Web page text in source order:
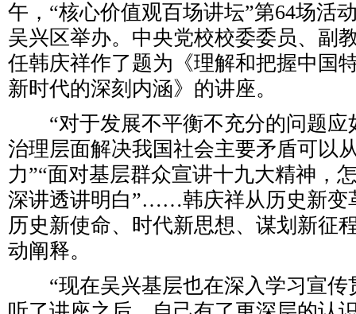
午，“核心价值观百场讲坛”第64场活
吴兴区举办。中央党校校委委员、副
任韩庆祥作了题为《理解和把握中国
新时代的深刻内涵》的讲座。
“对于发展不平衡不充分的问题应
治理层面解决我国社会主要矛盾可以
力”“面对基层群众宣讲十九大精神，
深讲透讲明白”……韩庆祥从历史新变
历史新使命、时代新思想、谋划新征
动阐释。
“现在吴兴基层也在深入学习宣传